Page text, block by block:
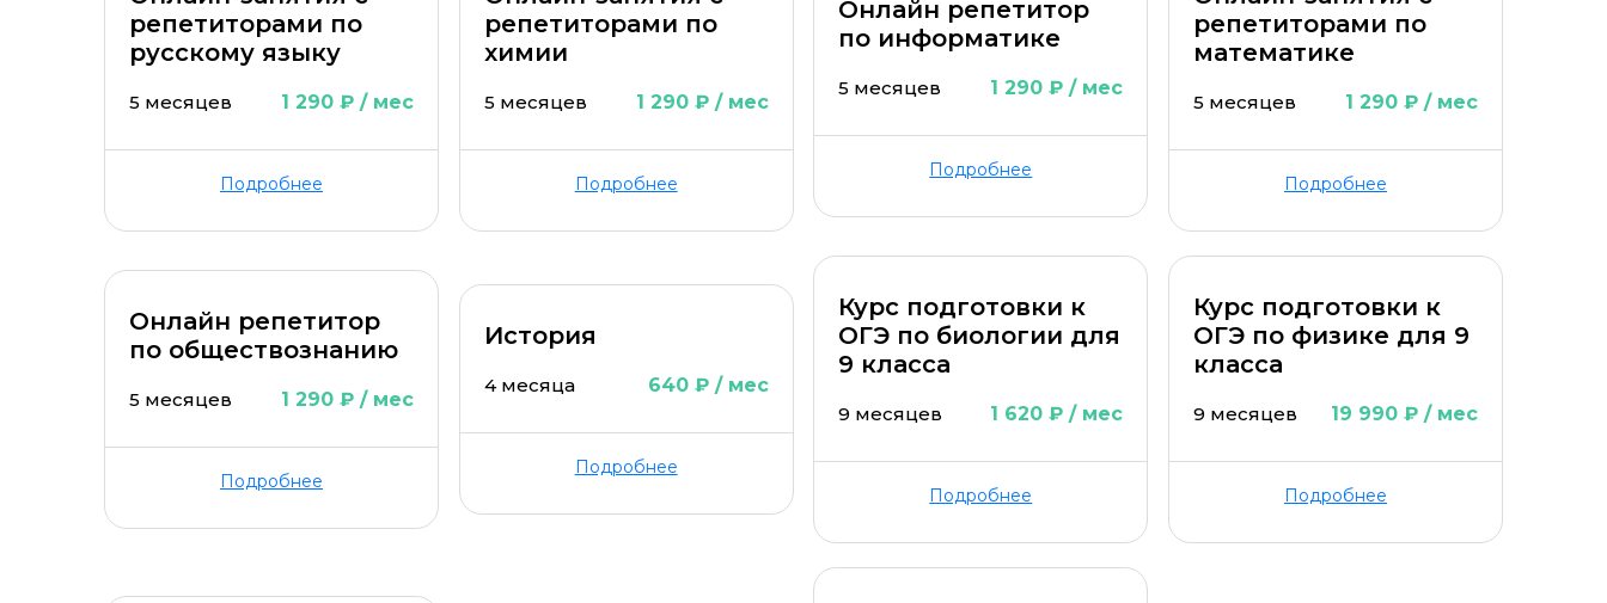
репетиторами по
русскому языку
5 месяцев 1 290 ₽ / мес
Подробнее
репетиторами по
химии
5 месяцев 1 290 ₽ / мес
Подробнее
Онлайн репетитор
по информатике
5 месяцев 1 290 ₽ / мес
Подробнее
репетиторами по
математике
5 месяцев 1 290 ₽ / мес
Подробнее
Онлайн репетитор
по обществознанию
5 месяцев 1 290 ₽ / мес
Подробнее
История
4 месяца 640 ₽ / мес
Подробнее
Курс подготовки к
ОГЭ по биологии для
9 класса
9 месяцев 1 620 ₽ / мес
Подробнее
Курс подготовки к
ОГЭ по физике для 9
класса
9 месяцев 19 990 ₽ / мес
Подробнее
ОСТАВИТЬ КОММЕНТАРИЙ
ОСТАВИТЬ ОТЗЫВ